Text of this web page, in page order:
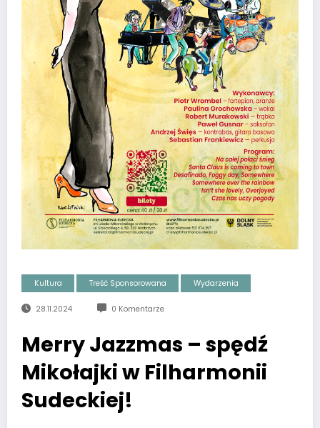
Kultura Treść Sponsorowana Wydarzenia
28.11.2024 0 Komentarze
Merry Jazzmas – spędź
Mikołajki w Filharmonii
Sudeckiej!